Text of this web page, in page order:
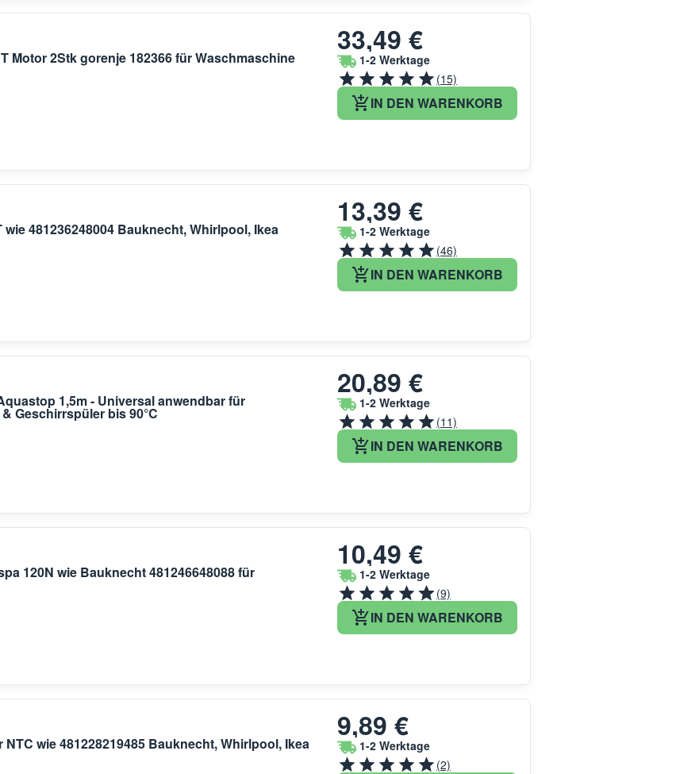
Motor 2Stk gorenje 182366 für Waschmaschine
33,49 €
1-2 Werktage
(15)
IN DEN WARENKORB
481236248004 Bauknecht, Whirlpool, Ikea
13,39 €
1-2 Werktage
(46)
IN DEN WARENKORB
1,5m - Universal anwendbar für
Geschirrspüler bis 90°C
20,89 €
1-2 Werktage
(11)
IN DEN WARENKORB
120N wie Bauknecht 481246648088 für
10,49 €
1-2 Werktage
(9)
IN DEN WARENKORB
wie 481228219485 Bauknecht, Whirlpool, Ikea
9,89 €
1-2 Werktage
(2)